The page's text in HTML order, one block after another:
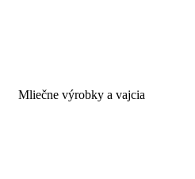
Mliečne výrobky a vajcia